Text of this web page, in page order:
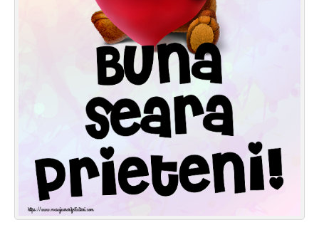
Invitatii personalizate
Conecteaza-te